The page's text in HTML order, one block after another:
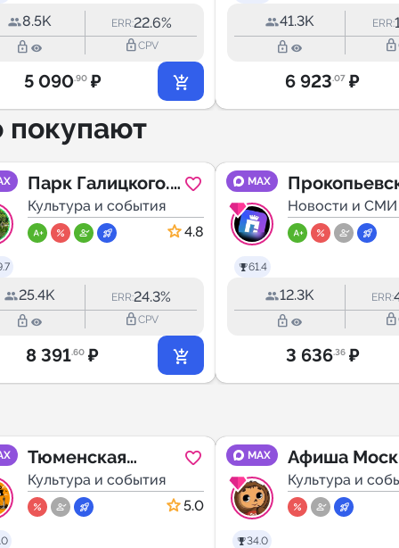
8.5K ERR:22.6%
lock_outline lock_outlineCPV
5 090.90 ₽
41.3K ERR:
lock_outline lock_outline
6 923.07 ₽
покупают
Парк Галицкого.
Краснодар
Культура и события
4.8
25.4K ERR:24.3%
lock_outline lock_outlineCPV
8 391.60 ₽
MAX
61.4
Новости и СМИ
12.3K ERR:
lock_outline lock_outline
3 636.36 ₽
Тюменская
Ворона | Куда
сходить в
Культура и события
5.0
MAX
34.0
Афиша
вход
Культура и